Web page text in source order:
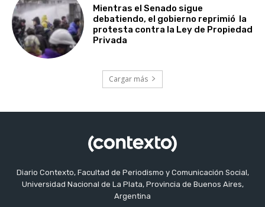
Mientras el Senado sigue
debatiendo, el gobierno reprimió la
protesta contra la Ley de Propiedad
Privada
Cargar más
Diario Contexto, Facultad de Periodismo y Comunicación Social,
Universidad Nacional de La Plata, Provincia de Buenos Aires,
Argentina